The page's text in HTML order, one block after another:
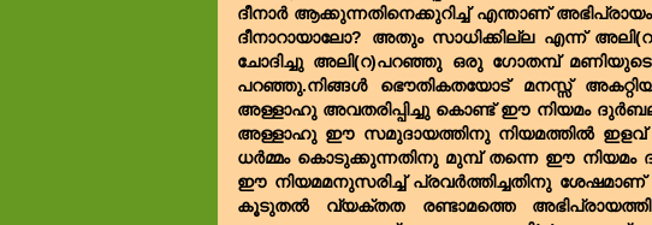
ദീനാർ ആക്കുന്നതിനെക്കുറിച്ച് എന്താണ്
ദീനാറായാലോ? അതും സാധിക്കില്ല എന്ന്
ചോദിച്ചു അലി(റ)പറഞ്ഞു ഒരു ഗോതമ്പ്
പറഞ്ഞു.നിങ്ങൾ ഭൌതികതയോട് മനസ്സ്
അള്ളാഹു അവതരിപ്പിച്ചു കൊണ്ട് ഈ നിയമം
അള്ളാഹു ഈ സമുദായത്തിനു നിയമത്തിൽ
ധർമ്മം കൊടുക്കുന്നതിനു മുമ്പ് തന്നെ ഈ
ഈ നിയമമനുസരിച്ച് പ്രവർത്തിച്ചതിനു
കൂടുതൽ വ്യക്തത രണ്ടാമത്തെ